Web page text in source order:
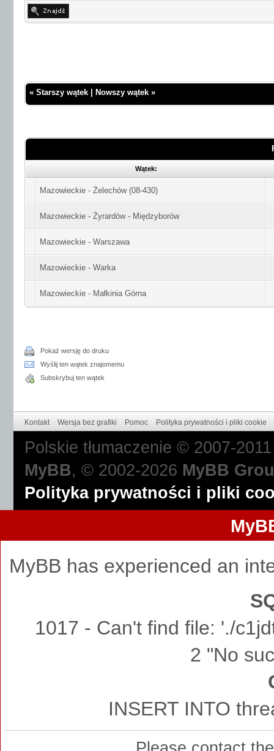
« Starszy wątek Nowszy wątek »
Wątek:
Mazowieckie - Żelechów (08-430)
Mazowieckie - Żyrardów - Międzyborów
Mazowieckie - Warszawa
Mazowieckie - Warka
Mazowieckie - Małkinia Górna
Pokaż wersję do druku
Wyślij ten wątek znajomemu
Subskrybuj ten wątek
Kontakt Wersja bez grafiki Pomoc Polityka prywatności i pliki cookie
Polskie tłumaczenie © 2007-
MyBB, © 2002-2026 MyBB
Polityka prywatności i pliki
MyBB has experienced an
1017 - Can't find file: './
2 "No
INSERT INTO